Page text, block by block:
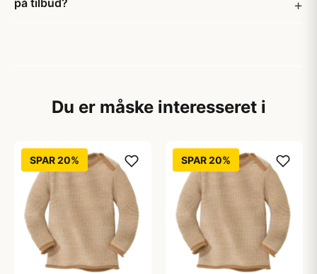
på tilbud?
Du er måske interesseret i
SPAR 20% SPAR 20%